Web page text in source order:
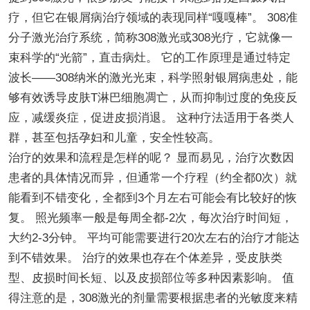
疗，但它在银屑病治疗领域的表现同样“嘎嘎棒”。 308准
分子激光治疗系统，简称308激光或308光疗，它就像一
束科学的“光箭”，直击病灶。 它的工作原理是通过特定
波长——308纳米的激光光束，科学照射银屑病患处，能
够有效诱导皮肤T淋巴细胞凋亡，从而抑制过度的免疫反
应，减缓炎症，促进皮损消退。 这种疗法适用于各类人
群，甚至包括孕妇和儿童，安全性较高。
治疗的效果和流程是怎样的呢？ 显而易见，治疗次数因
患者的具体情况而异，但通常一个疗程（约全都0次）就
能看到不错变化，全都到3个月左右可能会有比较好的恢
复。 照光频率一般是每周全都-2次，每次治疗时间短，
大约2-3分钟。 平均可能需要进行20次左右的治疗才能达
到不错效果。 治疗的效果也存在个体差异，受皮肤类
型、皮损时间长短、以及皮损部位等多种因素影响。 值
得注意的是，308激光的剂量需要根据患者的光敏度来精